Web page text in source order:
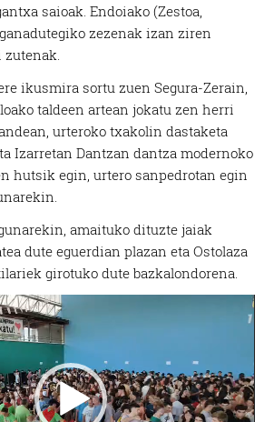
saioak. Endoiako (Zestoa,
zezenak izan ziren
ikusmira sortu zuen Segura-Zerain,
taldeen artean jokatu zen herri
urteroko txakolin dastaketa
Izarretan Dantzan dantza modernoko
hutsik egin, urtero sanpedrotan egin
amaituko dituzte jaiak
dute eguerdian plazan eta Ostolaza
girotuko dute bazkalondorena.